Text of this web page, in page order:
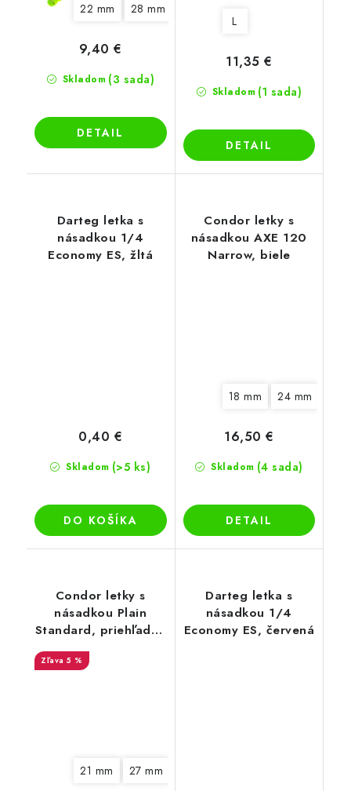
22 mm 28 mm
Skladom (3 sada)
9,40 €
DETAIL
L
Skladom (1 sada)
11,35 €
DETAIL
Darteg letka s
násadkou 1/4
Economy ES, žltá
Skladom (>5 ks)
0,40 €
DO KOŠÍKA
Condor letky s
násadkou AXE 120
Narrow, biele
18 mm 24 mm
Skladom (4 sada)
16,50 €
DETAIL
Condor letky s
násadkou Plain
Standard, priehľadné
oranžové
5 %
21 mm 27 mm
Darteg letka s
násadkou 1/4
Economy ES, červená